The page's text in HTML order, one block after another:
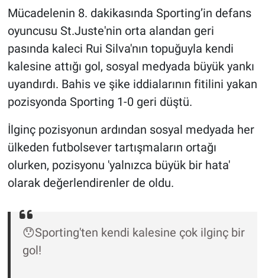
Mücadelenin 8. dakikasında Sporting’in defans
oyuncusu St.Juste'nin orta alandan geri
pasında kaleci Rui Silva'nın topuğuyla kendi
kalesine attığı gol, sosyal medyada büyük yankı
uyandırdı. Bahis ve şike iddialarının fitilini yakan
pozisyonda Sporting 1-0 geri düştü.
İlginç pozisyonun ardından sosyal medyada her
ülkeden futbolsever tartışmaların ortağı
olurken, pozisyonu 'yalnızca büyük bir hata'
olarak değerlendirenler de oldu.
😯Sporting'ten kendi kalesine çok ilginç bir
gol!
Gün Ortası
Gündem Özel
Günün görüntüsü
Haber
İlan
Kimdir
Koronavirüs
Kültür Sanat